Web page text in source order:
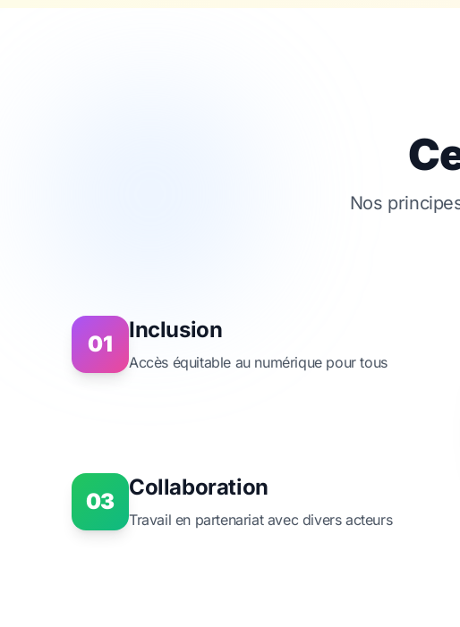
Nos
01
Inclusion
Accès équitable au numérique pour tous
03
Collaboration
Travail en partenariat avec divers acteurs